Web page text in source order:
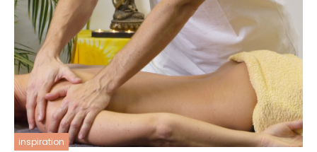
inspiration